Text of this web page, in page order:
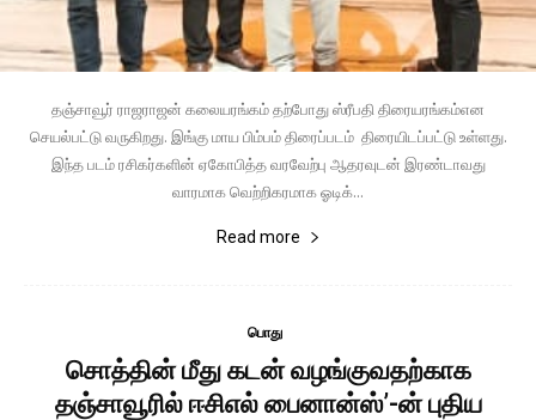
தஞ்சாவூர் ராஜராஜன் கலையரங்கம் தற்போது ஸ்ரீபதி திரையரங்கம்என
செயல்பட்டு வருகிறது. இங்கு மாய பிம்பம் திரைப்படம் திரையிடப்பட்டு உள்ளது.
இந்த படம் ரசிகர்களின் ஏகோபித்த வரவேற்பு ஆதரவுடன் இரண்டாவது
வாரமாக வெற்றிகரமாக ஓடிக்...
Read more
பொது
சொத்தின் மீது கடன் வழங்குவதற்காக
தஞ்சாவூரில் ஈசிஎல் பைனான்ஸ்’-ன் புதிய